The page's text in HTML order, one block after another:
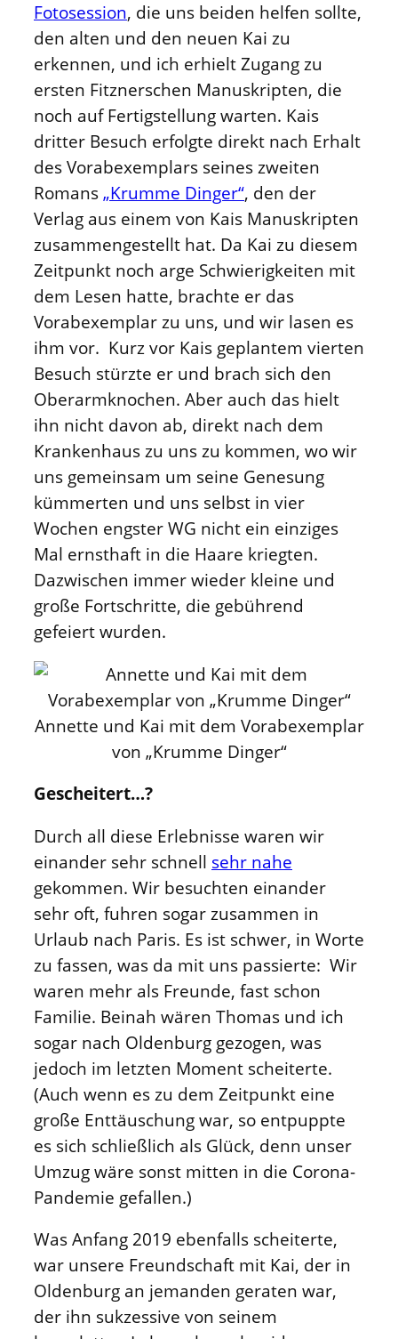
Fotosession, die uns beiden helfen sollte,
den alten und den neuen Kai zu
erkennen, und ich erhielt Zugang zu
ersten Fitznerschen Manuskripten, die
noch auf Fertigstellung warten. Kais
dritter Besuch erfolgte direkt nach Erhalt
des Vorabexemplars seines zweiten
Romans „Krumme Dinger“, den der
Verlag aus einem von Kais Manuskripten
zusammengestellt hat. Da Kai zu diesem
Zeitpunkt noch arge Schwierigkeiten mit
dem Lesen hatte, brachte er das
Vorabexemplar zu uns, und wir lasen es
ihm vor. Kurz vor Kais geplantem vierten
Besuch stürzte er und brach sich den
Oberarmknochen. Aber auch das hielt
ihn nicht davon ab, direkt nach dem
Krankenhaus zu uns zu kommen, wo wir
uns gemeinsam um seine Genesung
kümmerten und uns selbst in vier
Wochen engster WG nicht ein einziges
Mal ernsthaft in die Haare kriegten.
Dazwischen immer wieder kleine und
große Fortschritte, die gebührend
gefeiert wurden.
Annette und Kai mit dem Vorabexemplar
von „Krumme Dinger“
Gescheitert…?
Durch all diese Erlebnisse waren wir
einander sehr schnell sehr nahe
gekommen. Wir besuchten einander
sehr oft, fuhren sogar zusammen in
Urlaub nach Paris. Es ist schwer, in Worte
zu fassen, was da mit uns passierte: Wir
waren mehr als Freunde, fast schon
Familie. Beinah wären Thomas und ich
sogar nach Oldenburg gezogen, was
jedoch im letzten Moment scheiterte.
(Auch wenn es zu dem Zeitpunkt eine
große Enttäuschung war, so entpuppte
es sich schließlich als Glück, denn unser
Umzug wäre sonst mitten in die Corona-
Pandemie gefallen.)
Was Anfang 2019 ebenfalls scheiterte,
war unsere Freundschaft mit Kai, der in
Oldenburg an jemanden geraten war,
der ihn sukzessive von seinem